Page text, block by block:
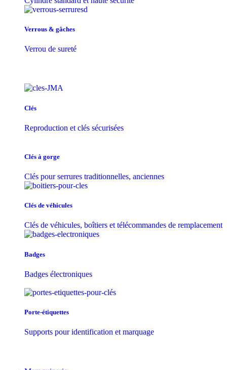
Verrous & gâches
Verrou de sureté
Clés
Reproduction et clés sécurisées
Clés à gorge
Clés pour serrures traditionnelles, anciennes
Clés de véhicules
Clés de véhicules, boîtiers et télécommandes de remplacement
Badges
Badges électroniques
Porte-étiquettes
Supports pour identification et marquage